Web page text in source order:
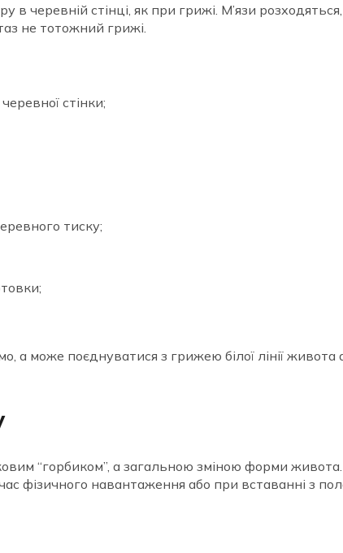
в черевній стінці, як при грижі. М’язи
не тотожний грижі.
стінки;
тиску;
а може поєднуватися з грижею білої лінії
“горбиком”, а загальною зміною форми
час фізичного навантаження або при вставанні з